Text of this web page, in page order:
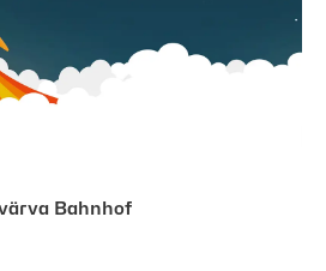
Bahnhof